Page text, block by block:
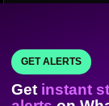
GET ALERTS
Get instant